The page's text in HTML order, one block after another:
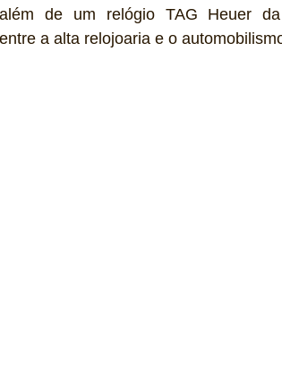
de um relógio TAG Heuer
a alta relojoaria e o